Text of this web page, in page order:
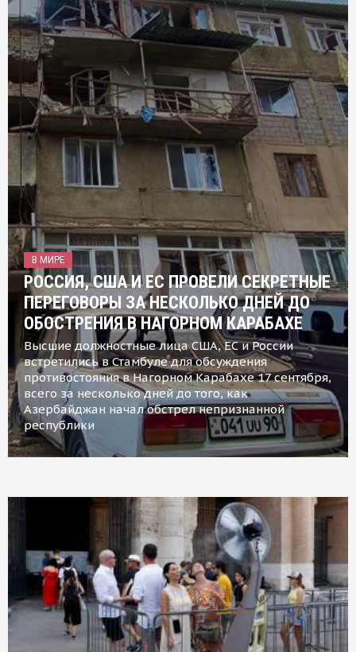
В МИРЕ
РОССИЯ, США И ЕС ПРОВЕЛИ СЕКРЕТНЫЕ
ПЕРЕГОВОРЫ ЗА НЕСКОЛЬКО ДНЕЙ ДО
ОБОСТРЕНИЯ В НАГОРНОМ КАРАБАХЕ
Высшие должностные лица США, ЕС и России
встретились в Стамбуле для обсуждения
противостояния в Нагорном Карабахе 17 сентября,
всего за несколько дней до того, как
Азербайджан начал обстрел непризнанной
республики